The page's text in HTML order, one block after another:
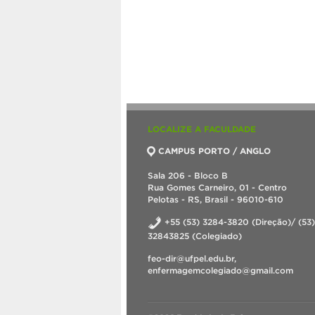
LOCALIZE A FACULDADE
CAMPUS PORTO / ANGLO
Sala 206 - Bloco B
Rua Gomes Carneiro, 01 - Centro
Pelotas - RS, Brasil - 96010-610
+55 (53) 3284-3820 (Direção)/ (53)
32843825 (Colegiado)
feo-dir@ufpel.edu.br,
enfermagemcolegiado@gmail.com